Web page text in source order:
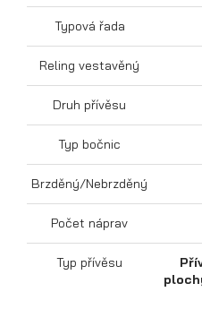
Typová řada
Reling vestavěný
Druh přívěsu
Typ bočnic
Brzděný/Nebrzděný
Počet náprav
Typ přívěsu